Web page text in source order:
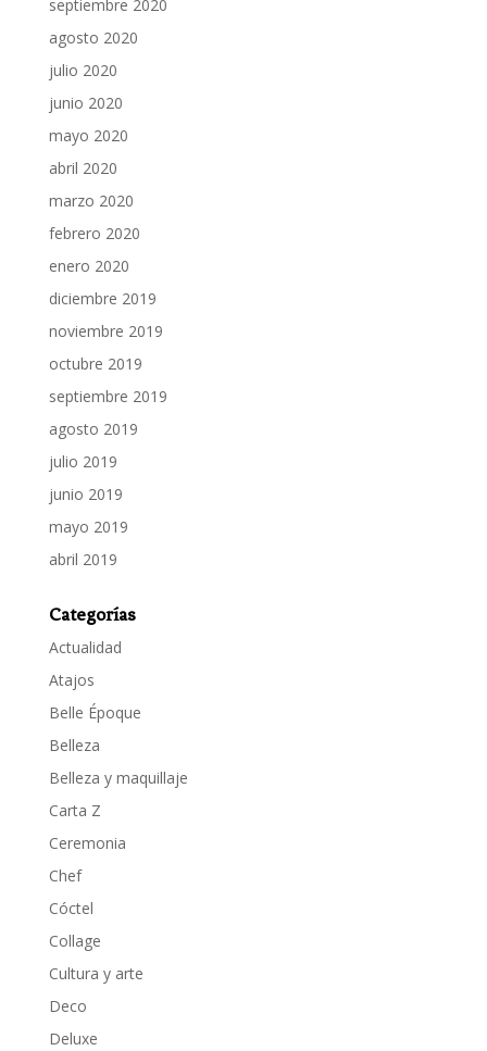
septiembre 2020
agosto 2020
julio 2020
junio 2020
mayo 2020
abril 2020
marzo 2020
febrero 2020
enero 2020
diciembre 2019
noviembre 2019
octubre 2019
septiembre 2019
agosto 2019
julio 2019
junio 2019
mayo 2019
abril 2019
Categorías
Actualidad
Atajos
Belle Époque
Belleza
Belleza y maquillaje
Carta Z
Ceremonia
Chef
Cóctel
Collage
Cultura y arte
Deco
Deluxe